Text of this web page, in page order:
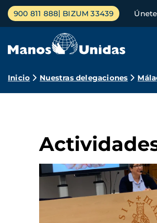
Pasar
contenido
Menú
principal
900 811 888 BIZUM 33439
Ruta
Inicio Nuestras delegaciones